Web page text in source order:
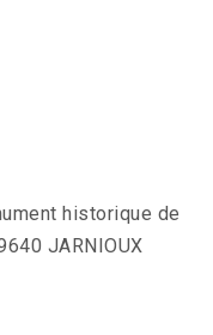
historique de
JARNIOUX